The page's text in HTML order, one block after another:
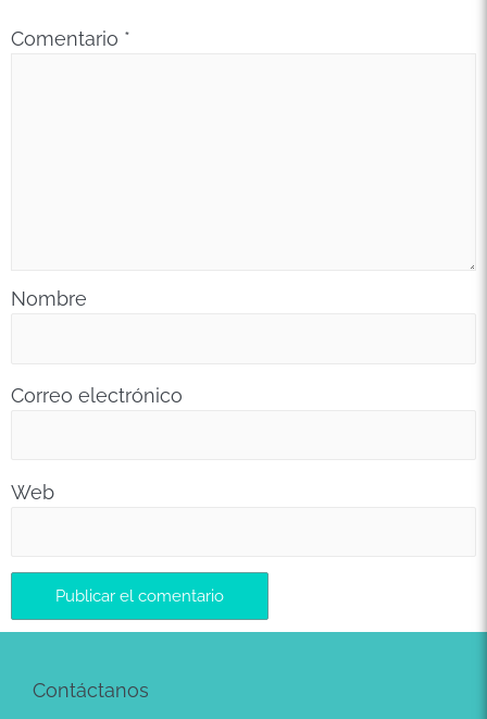
Comentario *
Nombre
Correo electrónico
Web
Contáctanos